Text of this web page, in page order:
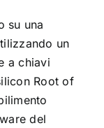
su una
un
a chiavi
Root of
del